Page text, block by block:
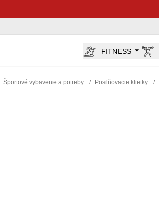
FITNESS
Športové vybavenie a potreby / Posilňovacie klietky /